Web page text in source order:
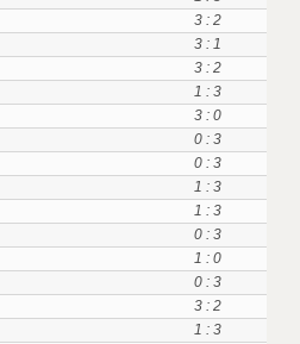
3 : 2
3 : 1
3 : 2
1 : 3
3 : 0
0 : 3
0 : 3
1 : 3
1 : 3
0 : 3
1 : 0
0 : 3
3 : 2
1 : 3